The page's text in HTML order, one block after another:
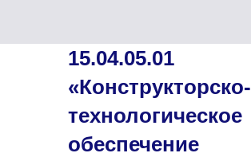
15.04.05.01
«Конструкторско-
технологическое
обеспечение